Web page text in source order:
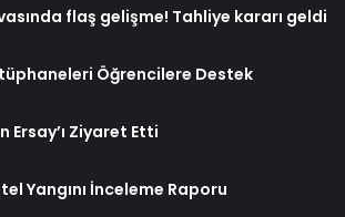
flaş gelişme! Tahliye kararı geldi
Öğrencilere Destek
Ersay’ı Ziyaret Etti
Yangını İnceleme Raporu